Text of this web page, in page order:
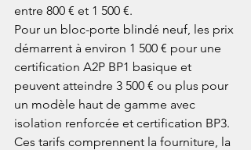
entre 800 € et 1 500 €.
Pour un bloc-porte blindé neuf, les prix
démarrent à environ 1 500 € pour une
certification A2P BP1 basique et
peuvent atteindre 3 500 € ou plus pour
un modèle haut de gamme avec
isolation renforcée et certification BP3.
Ces tarifs comprennent la fourniture, la